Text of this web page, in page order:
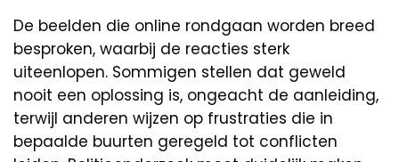
De beelden die online rondgaan worden breed
besproken, waarbij de reacties sterk
uiteenlopen. Sommigen stellen dat geweld
nooit een oplossing is, ongeacht de aanleiding,
terwijl anderen wijzen op frustraties die in
bepaalde buurten geregeld tot conflicten